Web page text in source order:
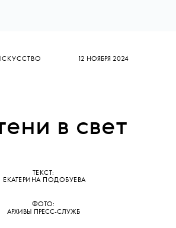
12 НОЯБРЯ 2024
в свет
ТЕКСТ:
ЕКАТЕРИНА ПОДОБУЕВА
ФОТО:
АРХИВЫ ПРЕСС-СЛУЖБ